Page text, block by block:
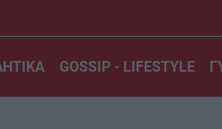
GOSSIP - LIFESTYLE